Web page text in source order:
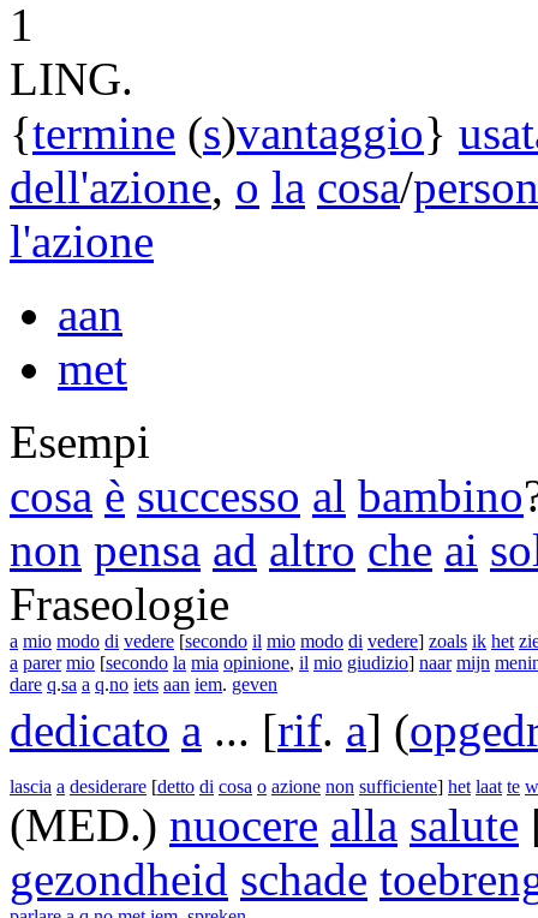
1
LING.
{termine (s)vantaggio}
dell'azione, o la cosa/
l'azione
aan
met
Esempi
cosa è successo al bambino
non pensa ad altro che ai
Fraseologie
a mio modo di vedere [secondo il mio modo di vedere] zoals ik het
a parer mio [secondo la mia opinione, il mio giudizio] naar mijn
dare q.sa a q.no iets aan iem. geven
dedicato a ... [rif. a] (
lascia a desiderare [detto di cosa o azione non sufficiente] het laat te
(MED.) nuocere alla salute
gezondheid schade